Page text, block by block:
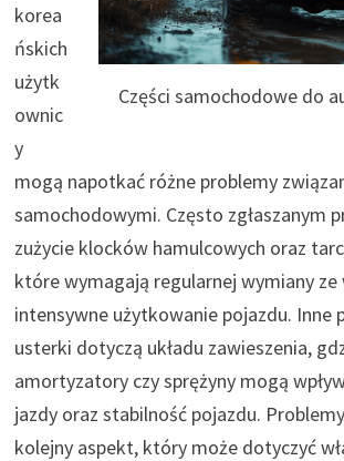
Części samochodowe do
korea
ńskich
użytk
ownic
y
mogą napotkać różne problemy
samochodowymi. Często zgłaszanym
zużycie klocków hamulcowych oraz
które wymagają regularnej wymiany ze
intensywne użytkowanie pojazdu. Inne
usterki dotyczą układu zawieszenia,
amortyzatory czy sprężyny mogą
jazdy oraz stabilność pojazdu.
kolejny aspekt, który może dotyczyć